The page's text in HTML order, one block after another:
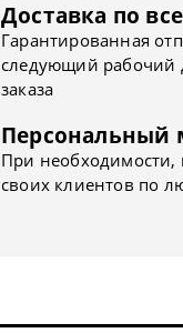
Доставка по
Гарантированная
следующий рабочий
заказа
Персональный
При необходимости,
своих клиентов по